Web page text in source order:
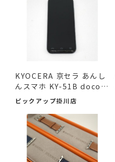
KYOCERA 京セラ あんし
んスマホ KY-51B docom
o 利...
ピックアップ掛川店